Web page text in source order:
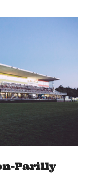
Parilly